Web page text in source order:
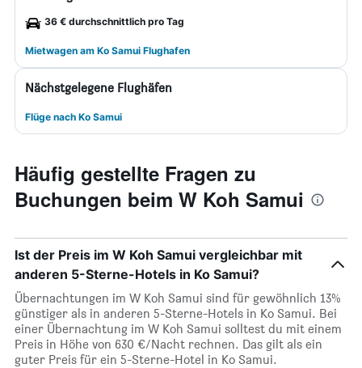
36 € durchschnittlich pro Tag
Mietwagen am Ko Samui Flughafen
Nächstgelegene Flughäfen
Flüge nach Ko Samui
Häufig gestellte Fragen zu
Buchungen beim W Koh Samui
Ist der Preis im W Koh Samui vergleichbar mit
anderen 5-Sterne-Hotels in Ko Samui?
Übernachtungen im W Koh Samui sind für gewöhnlich 13%
günstiger als in anderen 5-Sterne-Hotels in Ko Samui. Bei
einer Übernachtung im W Koh Samui solltest du mit einem
Preis in Höhe von 630 €/Nacht rechnen. Das gilt als ein
guter Preis für ein 5-Sterne-Hotel in Ko Samui.